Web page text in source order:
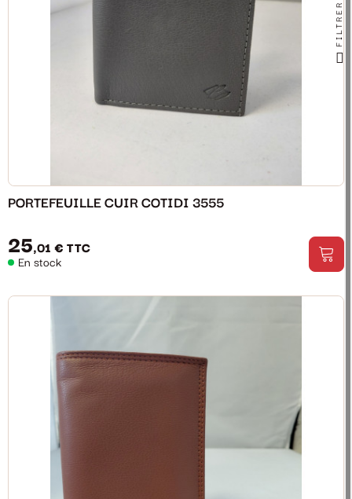
PORTEFEUILLE CUIR COTIDI 3555
25,01 € TTC
En stock
FILTRER